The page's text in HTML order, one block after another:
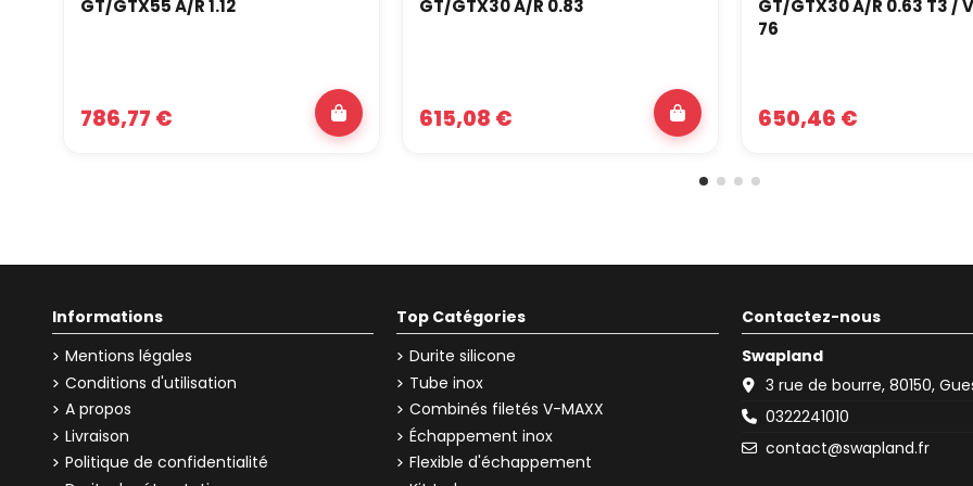
GT/GTX55 A/R 1.12
786,77 €
GT/GTX30 A/R 0.83
615,08 €
GT/GTX30 A/R 0.63 T3 /
76
650,46 €
Informations
Mentions légales
Conditions d'utilisation
A propos
Livraison
Politique de confidentialité
Top Catégories
Durite silicone
Tube inox
Combinés filetés V-MAXX
Échappement inox
Flexible d'échappement
Contactez-nous
Swapland
3 rue de bourre, 80150,
0322241010
contact@swapland.fr